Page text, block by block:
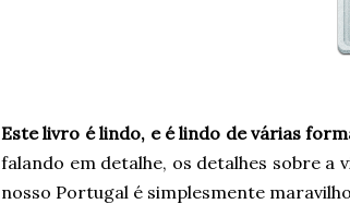
Este livro é lindo, e é lindo de várias
falando em detalhe, os detalhes sobre a
nosso Portugal é simplesmente